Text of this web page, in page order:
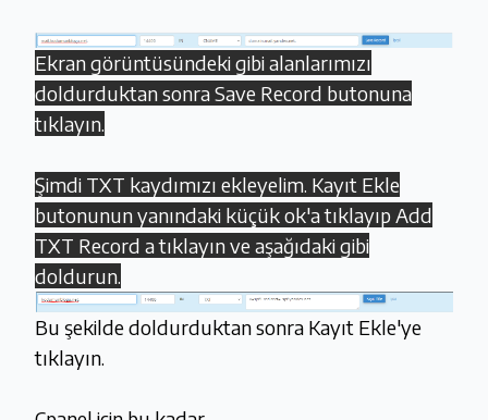
Ekran görüntüsündeki gibi alanlarımızı
doldurduktan sonra Save Record butonuna
tıklayın.
Şimdi TXT kaydımızı ekleyelim. Kayıt Ekle
butonunun yanındaki küçük ok'a tıklayıp Add
TXT Record a tıklayın ve aşağıdaki gibi
doldurun.
Bu şekilde doldurduktan sonra Kayıt Ekle'ye
tıklayın.